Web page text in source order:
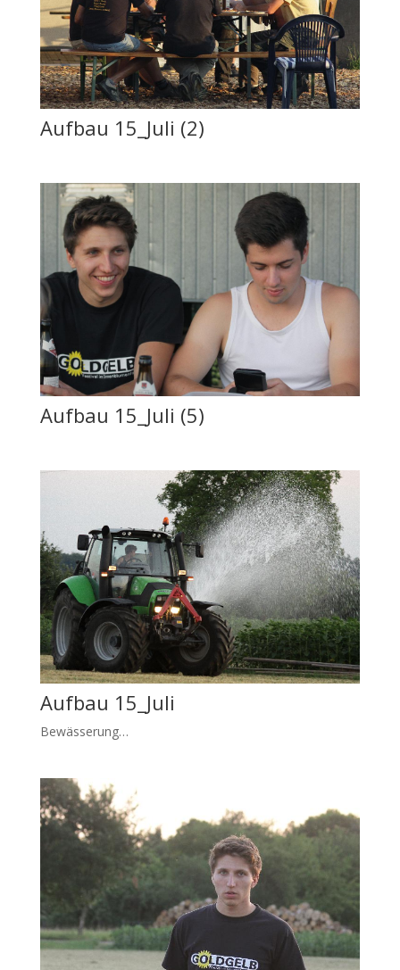
Aufbau 15_Juli (2)
Aufbau 15_Juli (5)
Aufbau 15_Juli
Bewässerung…